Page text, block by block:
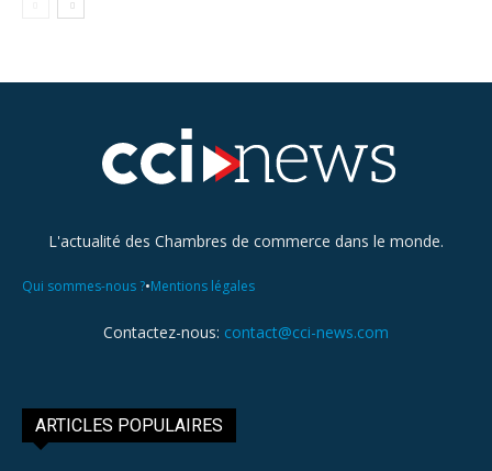
L'actualité des Chambres de commerce dans le monde.
Qui sommes-nous ?•Mentions légales
Contactez-nous: contact@cci-news.com
ARTICLES POPULAIRES